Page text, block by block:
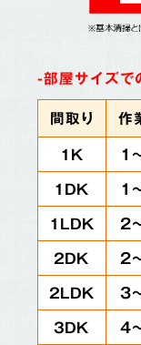
-部屋サイズで
間取り
作
1K
1
1DK 1
1LDK 2
2DK 2
2LDK 3
3DK 4